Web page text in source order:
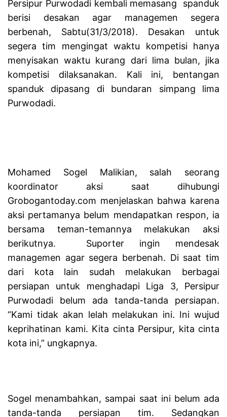
Persipur Purwodadi kembali memasang
spanduk
berisi desakan agar managemen segera
berbenah, Sabtu(31/3/2018). Desakan untuk
segera tim mengingat waktu kompetisi hanya
menyisakan waktu kurang dari lima bulan, jika
kompetisi dilaksanakan. Kali ini, bentangan
spanduk dipasang di bundaran simpang lima
Purwodadi.
Mohamed Sogel Malikian, salah seorang
koordinator aksi saat dihubungi
Grobogantoday.com menjelaskan bahwa karena
aksi pertamanya belum mendapatkan respon, ia
bersama teman-temannya melakukan aksi
berikutnya.
Suporter ingin mendesak
managemen agar segera berbenah. Di saat tim
dari kota lain sudah melakukan berbagai
persiapan untuk menghadapi Liga 3, Persipur
Purwodadi belum ada tanda-tanda persiapan.
“Kami tidak akan lelah melakukan ini. Ini wujud
keprihatinan kami. Kita cinta Persipur, kita cinta
kota ini,” ungkapnya.
Sogel menambahkan, sampai saat ini belum ada
tanda-tanda persiapan tim. Sedangkan